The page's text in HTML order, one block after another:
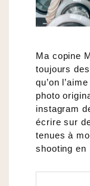
Ma copine
toujours
qu’on
photo
instagram
écrire sur
tenues à
shooting en